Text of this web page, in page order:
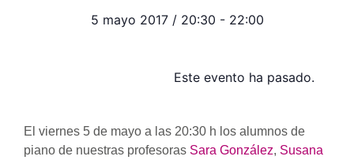
5 mayo 2017 / 20:30 - 22:00
Este evento ha pasado.
El viernes 5 de mayo a las 20:30 h los alumnos de
piano de nuestras profesoras Sara González, Susana